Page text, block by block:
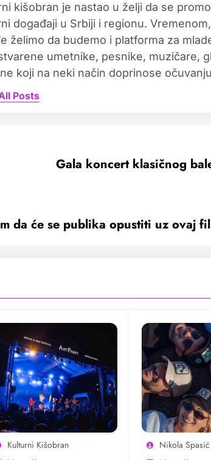
kišobran je nastao u želji da se
događaji u Srbiji i regionu.
želimo da budemo i platforma za
umetnike, pesnike, muzičare,
koji na neki način doprinose
Posts
Gala koncert klasičnog
da će se publika opustiti uz ovaj
Kulturni Kišobran Nikola Spasić